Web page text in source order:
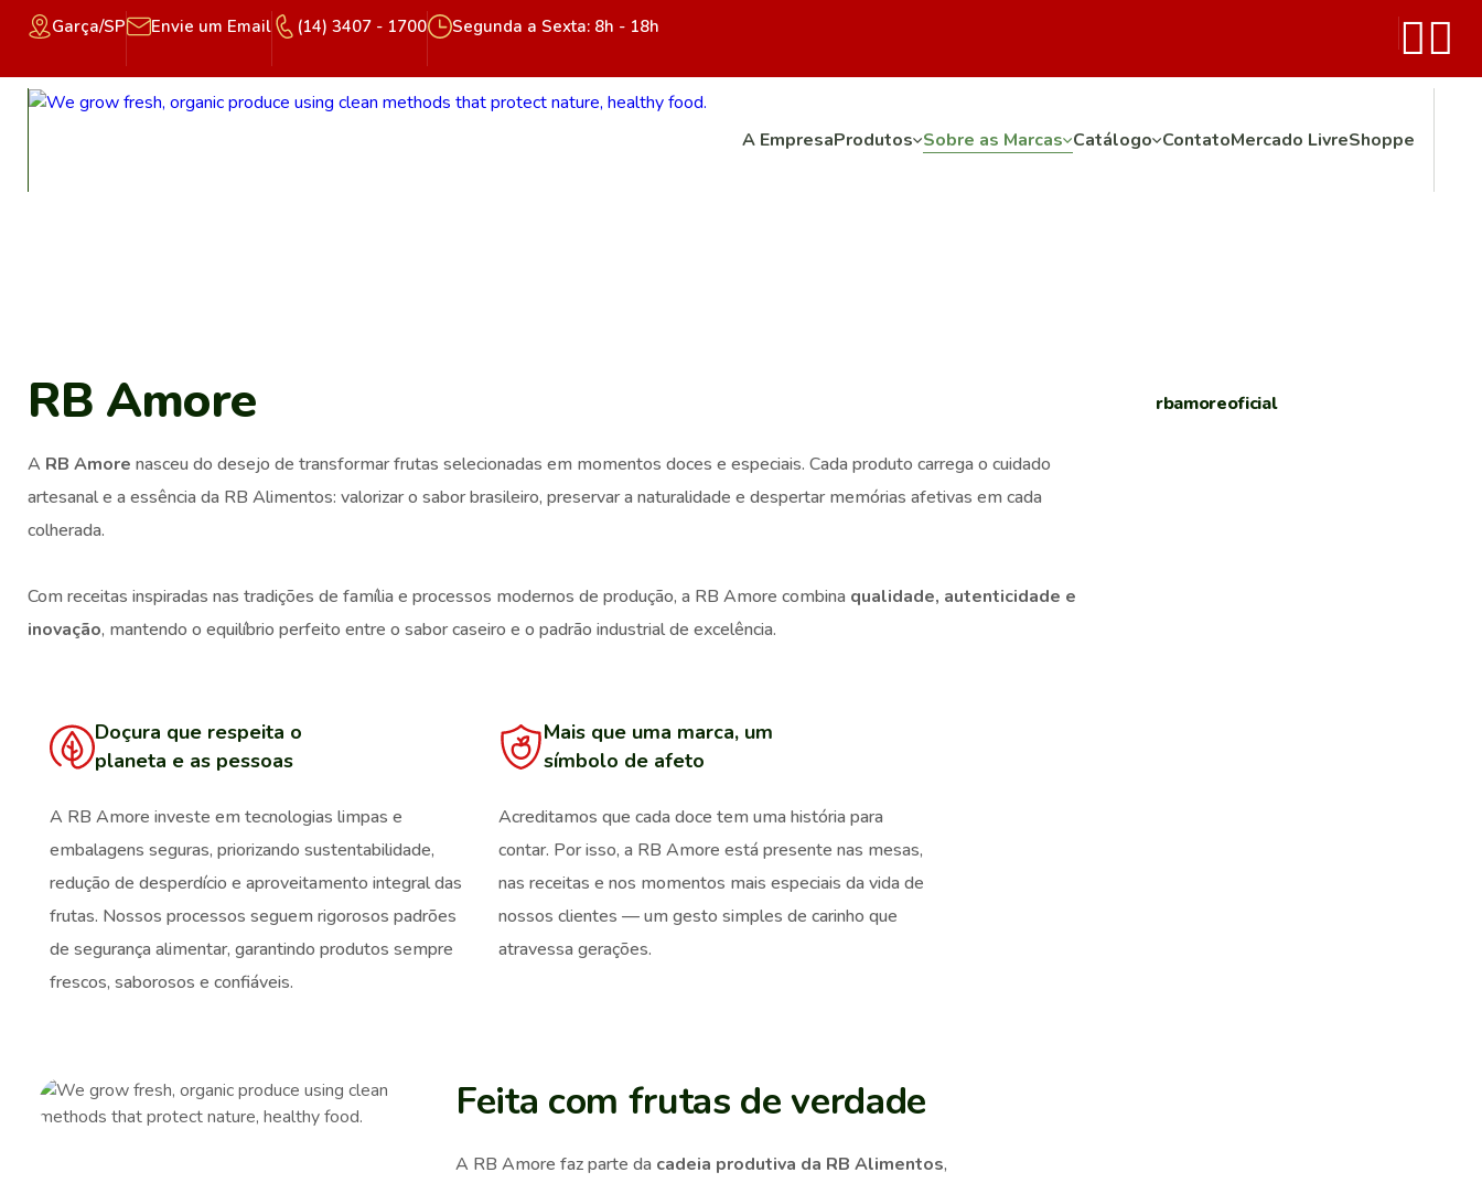
Garça/SP Envie um Email (14) 3407 - 1700 Segunda a Sexta: 8h - 18h
A EmpresaProdutos Sobre as Marcas Catálogo ContatoMercado LivreShoppe
RB Amore
A RB Amore nasceu do desejo de transformar frutas selecionadas em momentos doces e especiais. Cada produto carrega o cuidado
artesanal e a essência da RB Alimentos: valorizar o sabor brasileiro, preservar a naturalidade e despertar memórias afetivas em cada
colherada.
Com receitas inspiradas nas tradições de família e processos modernos de produção, a RB Amore combina qualidade, autenticidade e
inovação, mantendo o equilíbrio perfeito entre o sabor caseiro e o padrão industrial de excelência.
Doçura que respeita o
planeta e as pessoas
A RB Amore investe em tecnologias limpas e
embalagens seguras, priorizando sustentabilidade,
redução de desperdício e aproveitamento integral das
frutas. Nossos processos seguem rigorosos padrões
de segurança alimentar, garantindo produtos sempre
frescos, saborosos e confiáveis.
Mais que uma marca, um
símbolo de afeto
Acreditamos que cada doce tem uma história para
contar. Por isso, a RB Amore está presente nas mesas,
nas receitas e nos momentos mais especiais da vida de
nossos clientes — um gesto simples de carinho que
atravessa gerações.
Feita com frutas de verdade
A RB Amore faz parte da cadeia produtiva da RB Alimentos,
rbamoreoficial